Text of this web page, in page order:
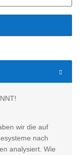
wir die auf
nach
analysiert. Wie